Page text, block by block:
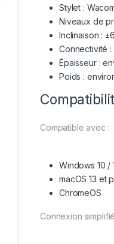
Stylet :
Niveaux de
Inclinaison :
Connectivité :
Épaisseur :
Poids :
Compatible avec :
Windows 10 /
macOS 13 et
ChromeOS
Connexion